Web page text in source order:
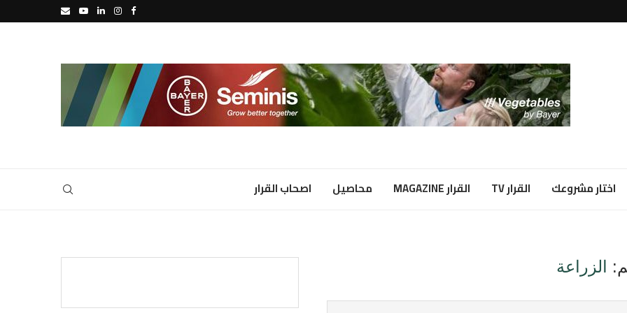
اختار مشروعك القرار TV القرار MAGAZINE محاصيل اصحاب القرار
الزراعة